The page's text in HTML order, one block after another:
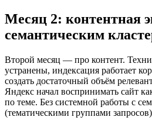
Месяц 2: контентная
семантическим
Второй месяц — про контент.
устранены, индексация работает
создать достаточный объём
Яндекс начал воспринимать сайт
по теме. Без системной работы с
(тематическими группами